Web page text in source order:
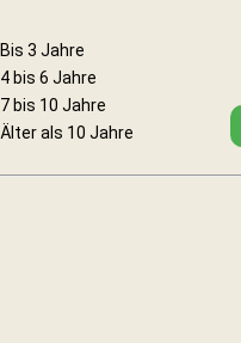
Bis 3 Jahre
4 bis 6 Jahre
7 bis 10 Jahre
Älter als 10 Jahre